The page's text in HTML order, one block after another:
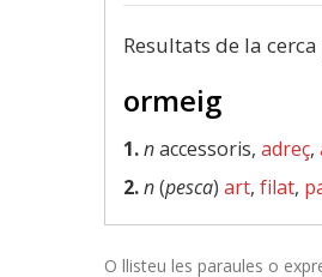
Resultats de la cerca
ormeig
1.naccessoris, adreç,
2.n(pesca) art, filat,
O llisteu les paraules o